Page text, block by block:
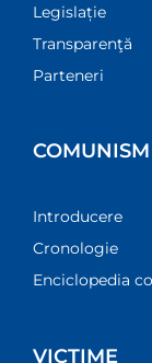
Legislație
Transparenţă
Parteneri
COMUNISM
Introducere
Cronologie
Enciclopedia
VICTIME